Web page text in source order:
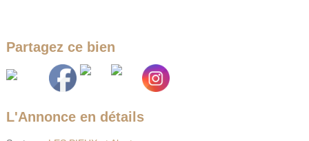
Partagez ce bien
L'Annonce en détails